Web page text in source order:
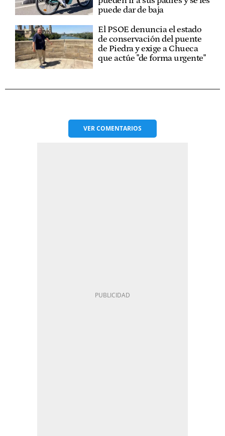
puede dar de baja
El PSOE denuncia el estado
de conservación del puente
de Piedra y exige a Chueca
que actúe "de forma urgente"
VERCOMENTARIOS